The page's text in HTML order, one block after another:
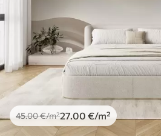
45.00€/m²27 .00 €/m²